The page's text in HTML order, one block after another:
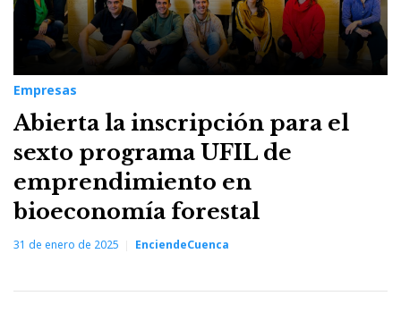
Empresas
Abierta la inscripción para el
sexto programa UFIL de
emprendimiento en
bioeconomía forestal
31 de enero de 2025 EnciendeCuenca